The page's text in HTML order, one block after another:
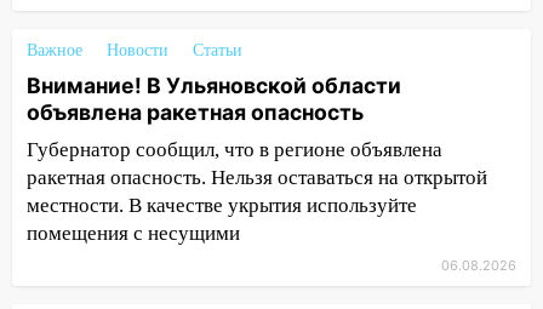
51-летний мужчина
09:50 В Ульяновске черный коршун
застрял в тепловозе
09:44 Ульяновские спасатели помогли
юному велосипедисту на улице
Чернышевского
08:21
В Заволжском районе украли два
Важное Новости Статьи
Внимание! В Ульяновской области
объявлена ракетная опасность
Губернатор сообщил, что в регионе объявлена
ракетная опасность. Нельзя оставаться на открытой
местности. В качестве укрытия используйте
помещения с несущими
06.08.2026